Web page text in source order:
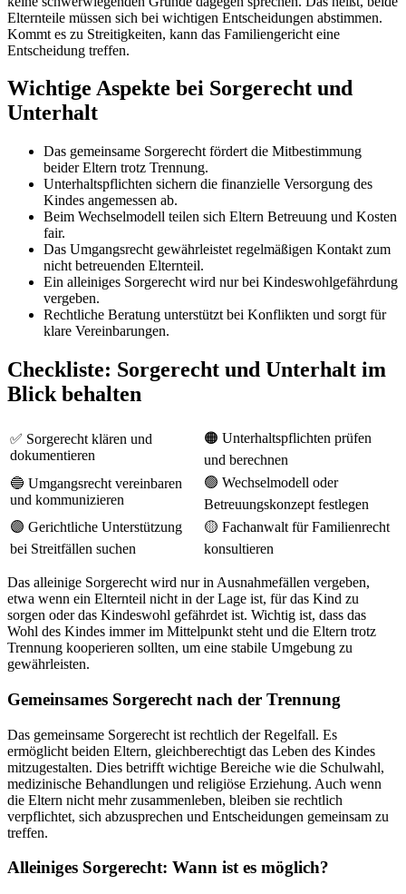
Elternteile müssen sich bei wichtigen Entscheidungen abstimmen.
Kommt es zu Streitigkeiten, kann das Familiengericht eine
Entscheidung treffen.
Wichtige Aspekte bei Sorgerecht und
Unterhalt
Das gemeinsame Sorgerecht fördert die Mitbestimmung
beider Eltern trotz Trennung.
Unterhaltspflichten sichern die finanzielle Versorgung des
Kindes angemessen ab.
Beim Wechselmodell teilen sich Eltern Betreuung und Kosten
fair.
Das Umgangsrecht gewährleistet regelmäßigen Kontakt zum
nicht betreuenden Elternteil.
Ein alleiniges Sorgerecht wird nur bei Kindeswohlgefährdung
vergeben.
Rechtliche Beratung unterstützt bei Konflikten und sorgt für
klare Vereinbarungen.
Checkliste: Sorgerecht und Unterhalt im
Blick behalten
✅ Sorgerecht klären und
dokumentieren
🟠 Unterhaltspflichten prüfen
und berechnen
🔵 Umgangsrecht vereinbaren
und kommunizieren
🟢 Wechselmodell oder
Betreuungskonzept festlegen
🟣 Gerichtliche Unterstützung
bei Streitfällen suchen
🟡 Fachanwalt für Familienrecht
konsultieren
Das alleinige Sorgerecht wird nur in Ausnahmefällen vergeben,
etwa wenn ein Elternteil nicht in der Lage ist, für das Kind zu
sorgen oder das Kindeswohl gefährdet ist. Wichtig ist, dass das
Wohl des Kindes immer im Mittelpunkt steht und die Eltern trotz
Trennung kooperieren sollten, um eine stabile Umgebung zu
gewährleisten.
Gemeinsames Sorgerecht nach der Trennung
Das gemeinsame Sorgerecht ist rechtlich der Regelfall. Es
ermöglicht beiden Eltern, gleichberechtigt das Leben des Kindes
mitzugestalten. Dies betrifft wichtige Bereiche wie die Schulwahl,
medizinische Behandlungen und religiöse Erziehung. Auch wenn
die Eltern nicht mehr zusammenleben, bleiben sie rechtlich
verpflichtet, sich abzusprechen und Entscheidungen gemeinsam zu
treffen.
Alleiniges Sorgerecht: Wann ist es möglich?